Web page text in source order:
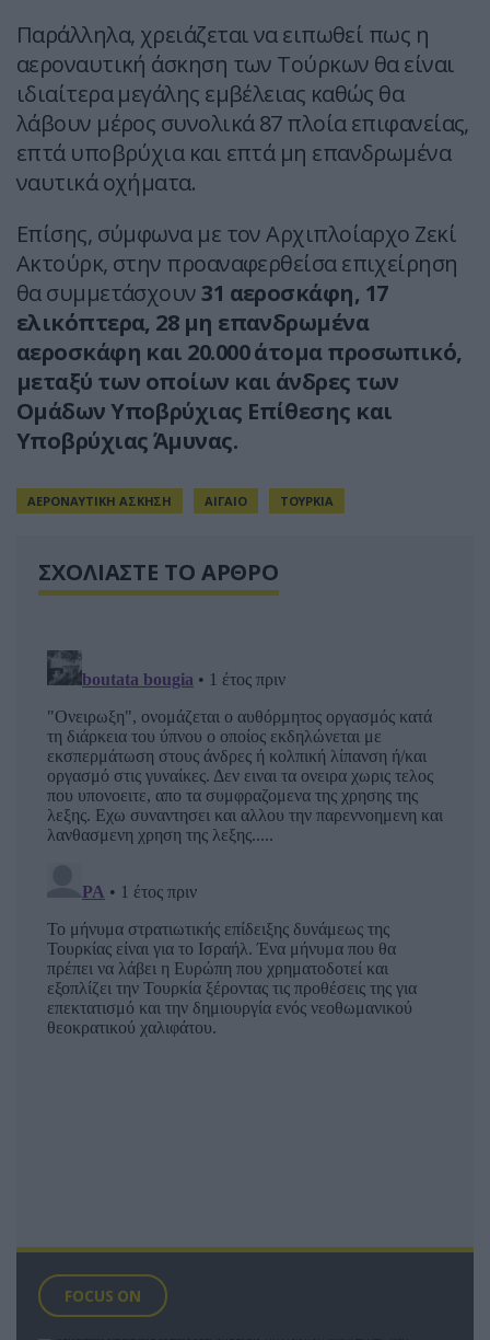
Παράλληλα, χρειάζεται να ειπωθεί πως η
αεροναυτική άσκηση των Τούρκων θα είναι
ιδιαίτερα μεγάλης εμβέλειας καθώς θα
λάβουν μέρος συνολικά 87 πλοία επιφανείας,
επτά υποβρύχια και επτά μη επανδρωμένα
ναυτικά οχήματα.
Επίσης, σύμφωνα με τον Αρχιπλοίαρχο Ζεκί
Ακτούρκ, στην προαναφερθείσα επιχείρηση
θα συμμετάσχουν31 αεροσκάφη, 17
ελικόπτερα, 28 μη επανδρωμένα
αεροσκάφη και 20.000 άτομα προσωπικό,
μεταξύ των οποίων και άνδρες των
Ομάδων Υποβρύχιας Επίθεσης και
Υποβρύχιας Άμυνας.
ΑΕΡΟΝΑΥΤΙΚΗ ΑΣΚΗΣΗ ΑΙΓΑΙΟ ΤΟΥΡΚΙΑ
ΣΧΟΛΙΑΣΤΕ ΤΟ ΑΡΘΡΟ
FOCUS ON